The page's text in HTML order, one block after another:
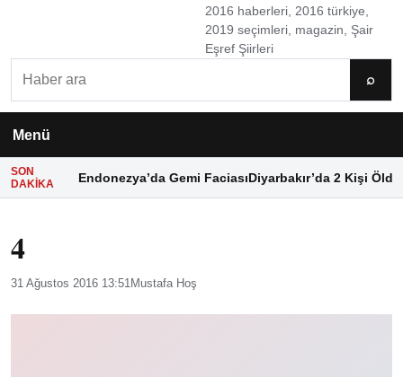
2016 haberleri, 2016 türkiye,
2019 seçimleri, magazin, Şair
Eşref Şiirleri
⌕
Menü
SON
DAKIKA
Endonezya’da Gemi FaciasıDiyarbakır’da 2 Kişi Öldü
4
31 Ağustos 2016 13:51Mustafa Hoş